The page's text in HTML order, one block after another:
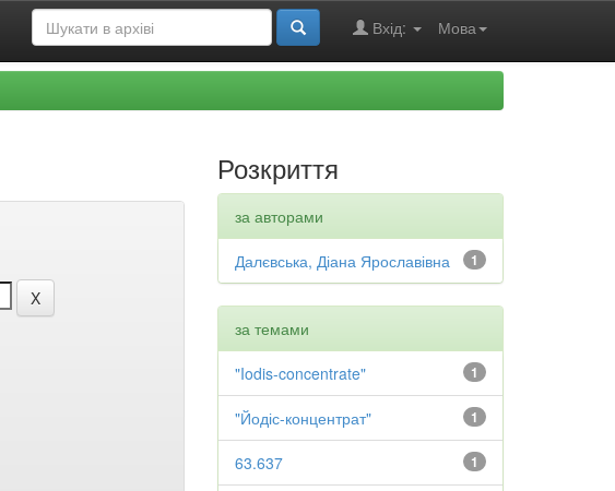
Мова
Вхід:
Розкриття
за авторами
1
Далєвська, Діана Ярославівна
за темами
1
"Iodis-concentrate"
1
"Йодіс-концентрат"
1
63.637